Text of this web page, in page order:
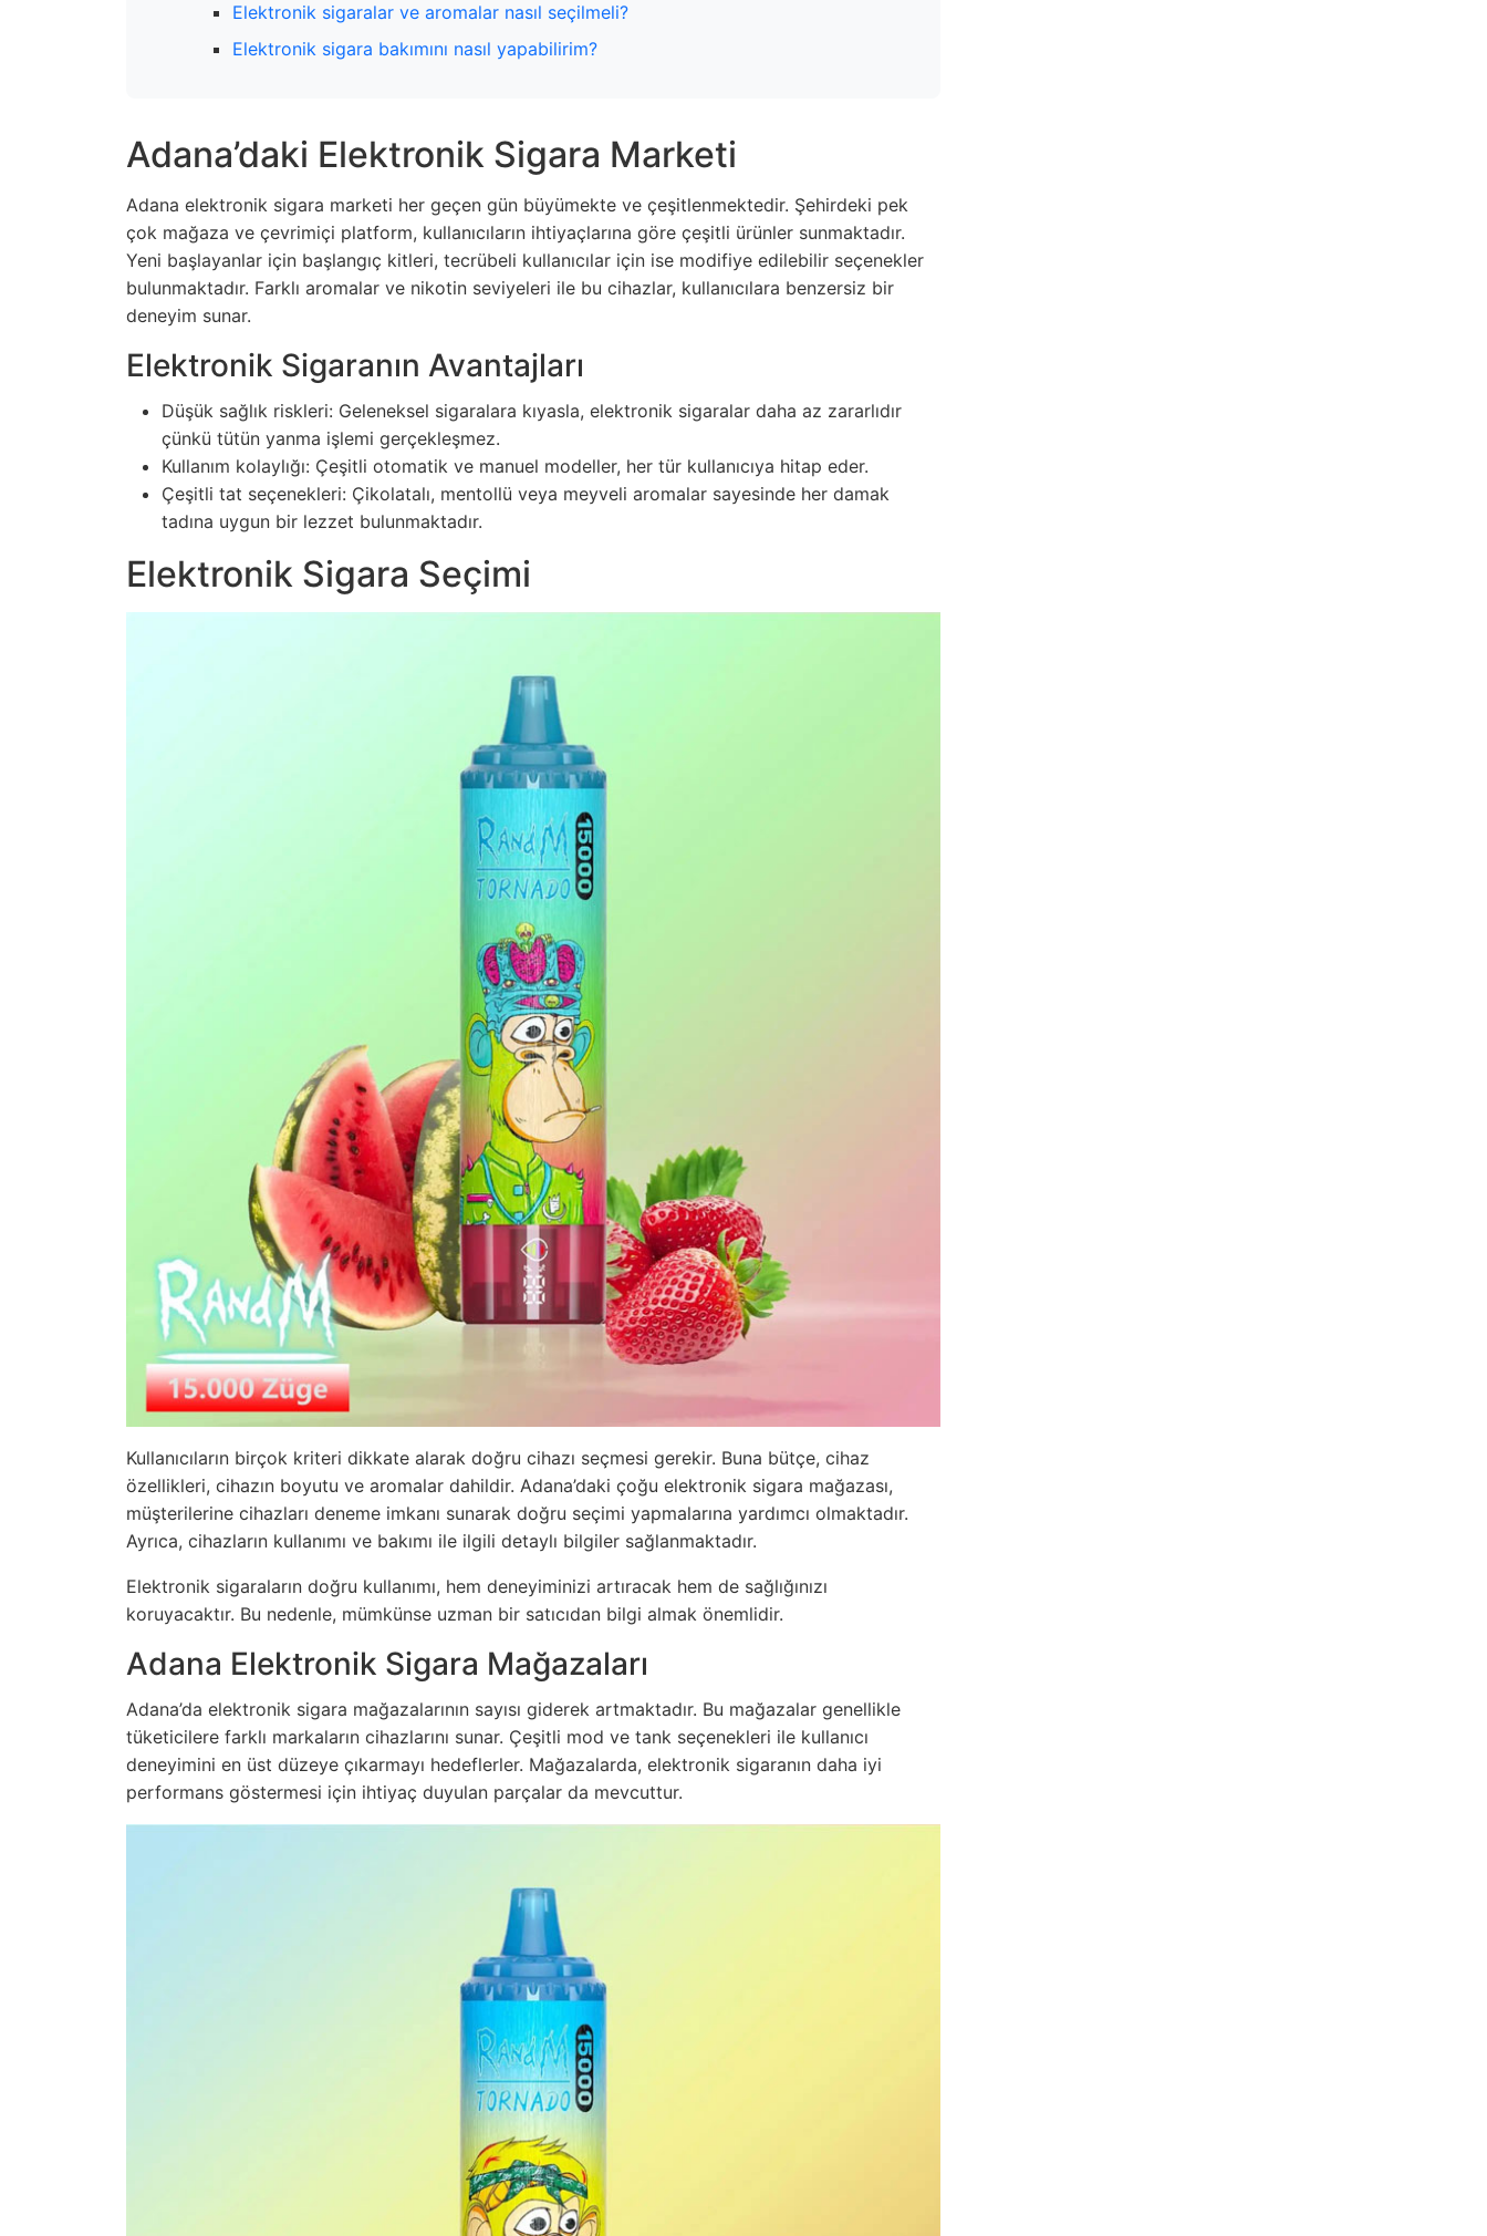
Elektronik sigaralar ve aromalar nasıl seçilmeli?
Elektronik sigara bakımını nasıl yapabilirim?
Adana’daki Elektronik Sigara Marketi
Adana elektronik sigara marketi her geçen gün büyümekte ve çeşitlenmektedir. Şehirdeki pek
çok mağaza ve çevrimiçi platform, kullanıcıların ihtiyaçlarına göre çeşitli ürünler sunmaktadır.
Yeni başlayanlar için başlangıç kitleri, tecrübeli kullanıcılar için ise modifiye edilebilir seçenekler
bulunmaktadır. Farklı aromalar ve nikotin seviyeleri ile bu cihazlar, kullanıcılara benzersiz bir
deneyim sunar.
Elektronik Sigaranın Avantajları
Düşük sağlık riskleri: Geleneksel sigaralara kıyasla, elektronik sigaralar daha az zararlıdır
çünkü tütün yanma işlemi gerçekleşmez.
Kullanım kolaylığı: Çeşitli otomatik ve manuel modeller, her tür kullanıcıya hitap eder.
Çeşitli tat seçenekleri: Çikolatalı, mentollü veya meyveli aromalar sayesinde her damak
tadına uygun bir lezzet bulunmaktadır.
Elektronik Sigara Seçimi
Kullanıcıların birçok kriteri dikkate alarak doğru cihazı seçmesi gerekir. Buna bütçe, cihaz
özellikleri, cihazın boyutu ve aromalar dahildir. Adana’daki çoğu elektronik sigara mağazası,
müşterilerine cihazları deneme imkanı sunarak doğru seçimi yapmalarına yardımcı olmaktadır.
Ayrıca, cihazların kullanımı ve bakımı ile ilgili detaylı bilgiler sağlanmaktadır.
Elektronik sigaraların doğru kullanımı, hem deneyiminizi artıracak hem de sağlığınızı
koruyacaktır. Bu nedenle, mümkünse uzman bir satıcıdan bilgi almak önemlidir.
Adana Elektronik Sigara Mağazaları
Adana’da elektronik sigara mağazalarının sayısı giderek artmaktadır. Bu mağazalar genellikle
tüketicilere farklı markaların cihazlarını sunar. Çeşitli mod ve tank seçenekleri ile kullanıcı
deneyimini en üst düzeye çıkarmayı hedeflerler. Mağazalarda, elektronik sigaranın daha iyi
performans göstermesi için ihtiyaç duyulan parçalar da mevcuttur.